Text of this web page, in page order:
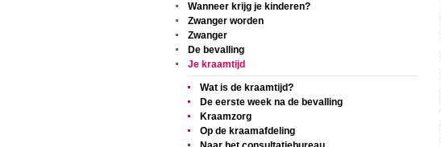
Wanneer krijg je kinderen?
Zwanger worden
Zwanger
De bevalling
Je kraamtijd
Wat is de kraamtijd?
De eerste week na de bevalling
Kraamzorg
Op de kraamafdeling